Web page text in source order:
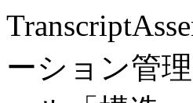
ーション管